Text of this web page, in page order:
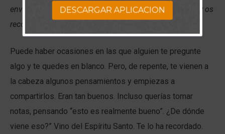
enviará en mi nombre, él os enseñará todas las cosas, y os
recordará todo lo que yo os he dicho
Puede haber ocasiones en las que alguien te pregunte
algo y te quedes en blanco. Pero, de repente, te vienen a
la cabeza algunos pensamientos y empiezas a
compartirlos. Eran tan buenos. Incluso querías tomar
notas, pensando “esto es realmente bueno”. ¿De dónde
viene eso?” Vino del Espíritu Santo. Te lo ha recordado.
DESCARGAR APLICACION